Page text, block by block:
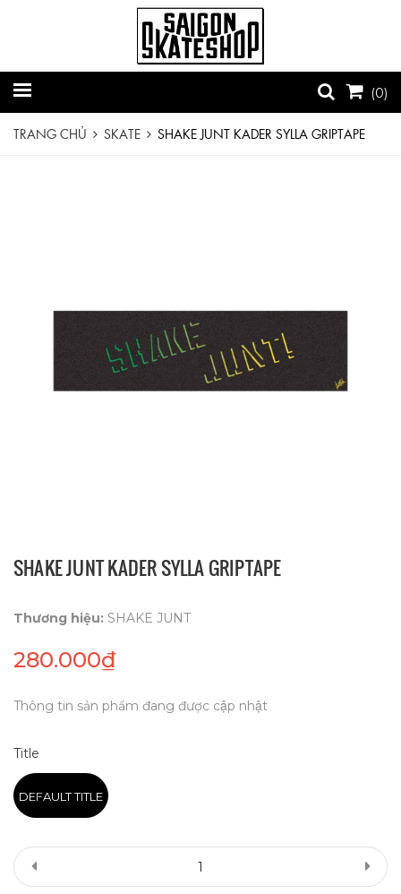
(0)
TRANG CHỦ SKATE SHAKE JUNT KADER SYLLA GRIPTAPE
SHAKE JUNT KADER SYLLA GRIPTAPE
Thương hiệu: SHAKE JUNT
280.000₫
Thông tin sản phẩm đang được cập nhật
Title
DEFAULT TITLE